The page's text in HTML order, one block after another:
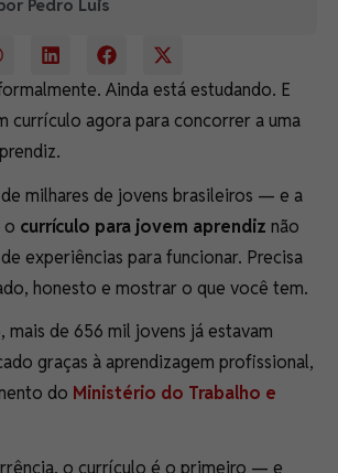
Pedro Luis
Ainda está estudando. E
currículo agora para concorrer a uma
de milhares de jovens brasileiros — e a
o currículo para jovem aprendiz não
experiências para funcionar. Precisa
honesto e mostrar o que você tem.
de 656 mil jovens já estavam
graças à aprendizagem profissional,
do Ministério do Trabalho e
o currículo é o primeiro — e